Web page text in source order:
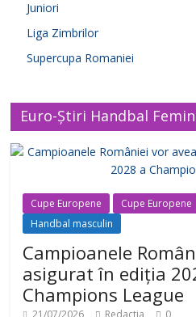
Juniori
Liga Zimbrilor
Supercupa Romaniei
Euro-Știri Handbal
Cupe Europene Cupe Europene
Handbal masculin
Campioanele
asigurat în ediția
Champions League